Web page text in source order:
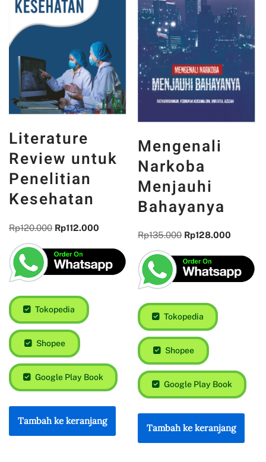
Literature
Review untuk
Penelitian
Kesehatan
Rp120.000 Rp112.000
Tokopedia
Shopee
Google Play Book
Tambah ke keranjang
Mengenali
Narkoba
Menjauhi
Bahayanya
Rp135.000 Rp128.000
Tokopedia
Shopee
Google Play Book
Tambah ke keranjang